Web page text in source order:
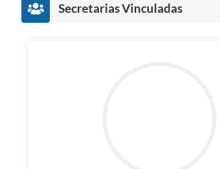
Secretarias Vinculadas